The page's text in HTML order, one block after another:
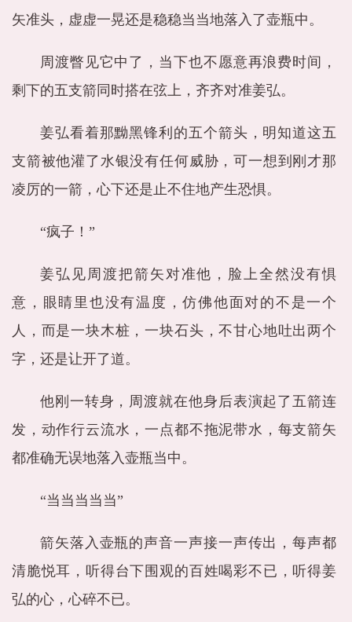
矢准头，虚虚一晃还是稳稳当当地落入了壶瓶中。
周渡瞥见它中了，当下也不愿意再浪费时间，
剩下的五支箭同时搭在弦上，齐齐对准姜弘。
姜弘看着那黝黑锋利的五个箭头，明知道这五
支箭被他灌了水银没有任何威胁，可一想到刚才那
凌厉的一箭，心下还是止不住地产生恐惧。
“疯子！”
姜弘见周渡把箭矢对准他，脸上全然没有惧
意，眼睛里也没有温度，仿佛他面对的不是一个
人，而是一块木桩，一块石头，不甘心地吐出两个
字，还是让开了道。
他刚一转身，周渡就在他身后表演起了五箭连
发，动作行云流水，一点都不拖泥带水，每支箭矢
都准确无误地落入壶瓶当中。
“当当当当当”
箭矢落入壶瓶的声音一声接一声传出，每声都
清脆悦耳，听得台下围观的百姓喝彩不已，听得姜
弘的心，心碎不已。